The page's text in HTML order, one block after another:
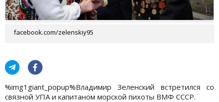
facebook.com/zelenskiy95
%img1giant_popup%Владимир Зеленский встретился со
связной УПА и капитаном морской пихоты ВМФ СССР.